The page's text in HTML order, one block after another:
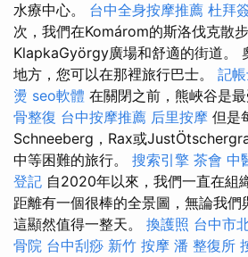
水療中心。 台中全身按摩推薦 杜拜
次，我們在Komárom的斯洛伐克散
KlapkaGyörgy廣場和舒適的街道。
地方，您可以在那裡旅行巴士。 記
燙 seo軟體 在關閉之前，熊峽谷是
骨整復 台中按摩推薦 后里按摩 但是
Schneeberg，Rax或
中等困難的旅行。 搜索引擎 茶會 中
登記 自2020年以來，我們一直在組
距離有一個很棒的全景圖，無論我們
這顯然值得一整天。 換護照 台中市
骨院 台中刮痧 新竹 按摩 潘 整復所